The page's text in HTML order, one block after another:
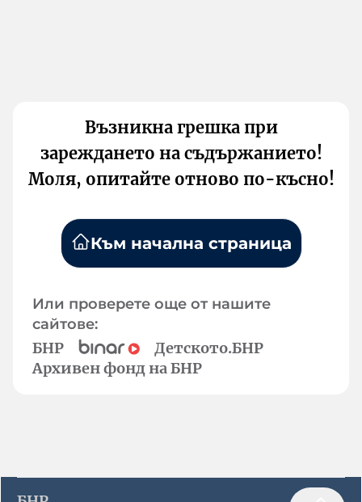
Възникна грешка при
зареждането на съдържанието!
Моля, опитайте отново по-късно!
Към начална страница
Или проверете още от нашите
сайтове:
БНР
Детското.БНР
Архивен фонд на БНР